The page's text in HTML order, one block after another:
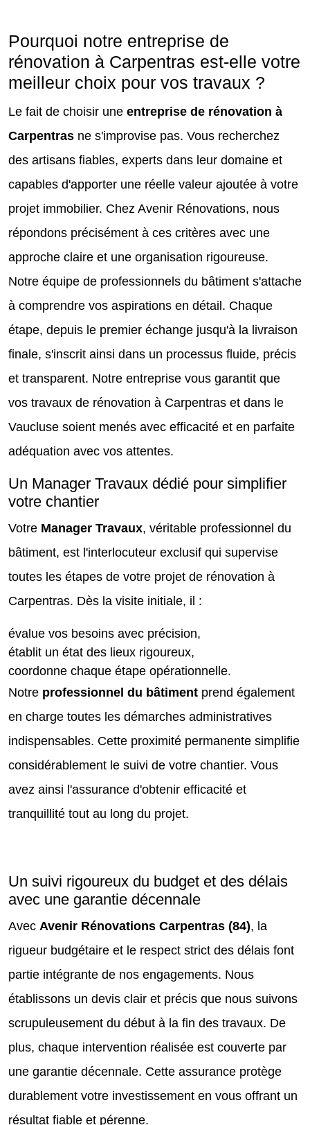
Pourquoi notre entreprise de
rénovation à Carpentras est-elle votre
meilleur choix pour vos travaux ?
Le fait de choisir une entreprise de rénovation à
Carpentras ne s'improvise pas. Vous recherchez
des artisans fiables, experts dans leur domaine et
capables d'apporter une réelle valeur ajoutée à votre
projet immobilier. Chez Avenir Rénovations, nous
répondons précisément à ces critères avec une
approche claire et une organisation rigoureuse.
Notre équipe de professionnels du bâtiment s'attache
à comprendre vos aspirations en détail. Chaque
étape, depuis le premier échange jusqu'à la livraison
finale, s'inscrit ainsi dans un processus fluide, précis
et transparent. Notre entreprise vous garantit que
vos travaux de rénovation à Carpentras et dans le
Vaucluse soient menés avec efficacité et en parfaite
adéquation avec vos attentes.
Un Manager Travaux dédié pour simplifier
votre chantier
Votre Manager Travaux, véritable professionnel du
bâtiment, est l'interlocuteur exclusif qui supervise
toutes les étapes de votre projet de rénovation à
Carpentras. Dès la visite initiale, il :
évalue vos besoins avec précision,
établit un état des lieux rigoureux,
coordonne chaque étape opérationnelle.
Notre professionnel du bâtiment prend également
en charge toutes les démarches administratives
indispensables. Cette proximité permanente simplifie
considérablement le suivi de votre chantier. Vous
avez ainsi l'assurance d'obtenir efficacité et
tranquillité tout au long du projet.
Un suivi rigoureux du budget et des délais
avec une garantie décennale
Avec Avenir Rénovations Carpentras (84), la
rigueur budgétaire et le respect strict des délais font
partie intégrante de nos engagements. Nous
établissons un devis clair et précis que nous suivons
scrupuleusement du début à la fin des travaux. De
plus, chaque intervention réalisée est couverte par
une garantie décennale. Cette assurance protège
durablement votre investissement en vous offrant un
résultat fiable et pérenne.